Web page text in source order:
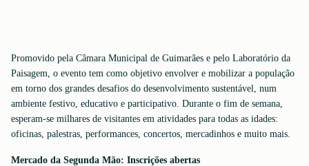
Promovido pela Câmara Municipal de Guimarães e pelo Laboratório da
Paisagem, o evento tem como objetivo envolver e mobilizar a população
em torno dos grandes desafios do desenvolvimento sustentável, num
ambiente festivo, educativo e participativo. Durante o fim de semana,
esperam-se milhares de visitantes em atividades para todas as idades:
oficinas, palestras, performances, concertos, mercadinhos e muito mais.
Mercado da Segunda Mão: Inscrições abertas